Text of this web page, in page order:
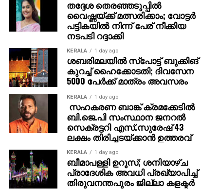
തദ്ദേശ തെരഞ്ഞടുപ്പില്‍
വൈഷ്ണയ്ക്ക് മത്സരിക്കാം; വോട്ടര്‍
പട്ടികയില്‍ നിന്ന് പേര് നീക്കിയ
നടപടി റദ്ദാക്കി
KERALA 1 day ago
ശബരിമലയില്‍ സ്‌പോട്ട് ബുക്കിങ്
കുറച്ച് ഹൈക്കോടതി; ദിവസേന
5000 പേര്‍ക്ക് മാത്രം അവസരം
KERALA 1 day ago
സഹകരണ ബാങ്ക് ക്രമക്കേടില്‍
ബി.ജെ.പി സംസ്ഥാന ജനറല്‍
സെക്രട്ടറി എസ്.സുരേഷ് 43
ലക്ഷം തിരിച്ചടയ്ക്കാന്‍ ഉത്തരവ്
KERALA 1 day ago
ബീമാപള്ളി ഉറൂസ്; ശനിയാഴ്ച
പ്രാദേശിക അവധി പ്രഖ്യാപിച്ച്
തിരുവനന്തപുരം ജില്ലാ കളക്ടര്‍